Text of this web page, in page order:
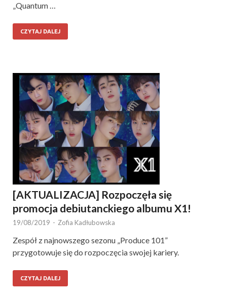
„Quantum …
CZYTAJ DALEJ
[AKTUALIZACJA] Rozpoczęła się
promocja debiutanckiego albumu X1!
19/08/2019 - Zofia Kadłubowska
Zespół z najnowszego sezonu „Produce 101”
przygotowuje się do rozpoczęcia swojej kariery.
CZYTAJ DALEJ